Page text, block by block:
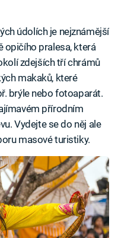
údolích je nejznámější
opičího pralesa, která
zdejších tří chrámů
makaků, které
brýle nebo fotoaparát.
přírodním
Vydejte se do něj ale
masové turistiky.